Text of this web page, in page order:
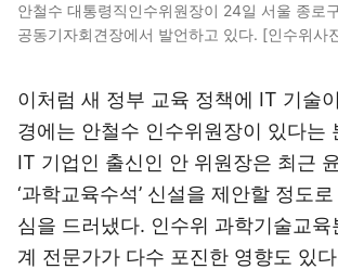
안철수 대통령직인수위원장이 24일 서울 종로
공동기자회견장에서 발언하고 있다. [인수위사
이처럼 새 정부 교육 정책에 IT 기술
경에는 안철수 인수위원장이 있다는
IT 기업인 출신인 안 위원장은 최근
‘과학교육수석’ 신설을 제안할 정도
심을 드러냈다. 인수위 과학기술교육
계 전문가가 다수 포진한 영향도 있